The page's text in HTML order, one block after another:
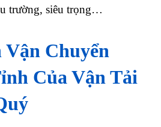
trường, siêu trọng…
Chuyển
Của Vận Tải